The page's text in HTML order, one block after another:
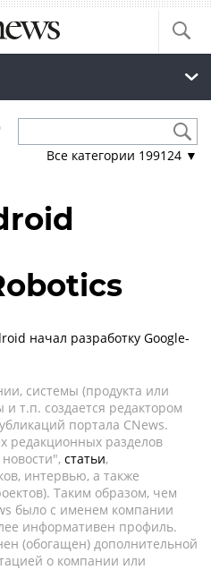
Все категории 199124 ▼
начал разработку Google-
системы (продукта или
и т.п. создается редактором
портала CNews.
редакционных разделов
статьи,
интервью, а также
Таким образом, чем
было с именем компании
информативен профиль.
(обогащен) дополнительной
о компании или